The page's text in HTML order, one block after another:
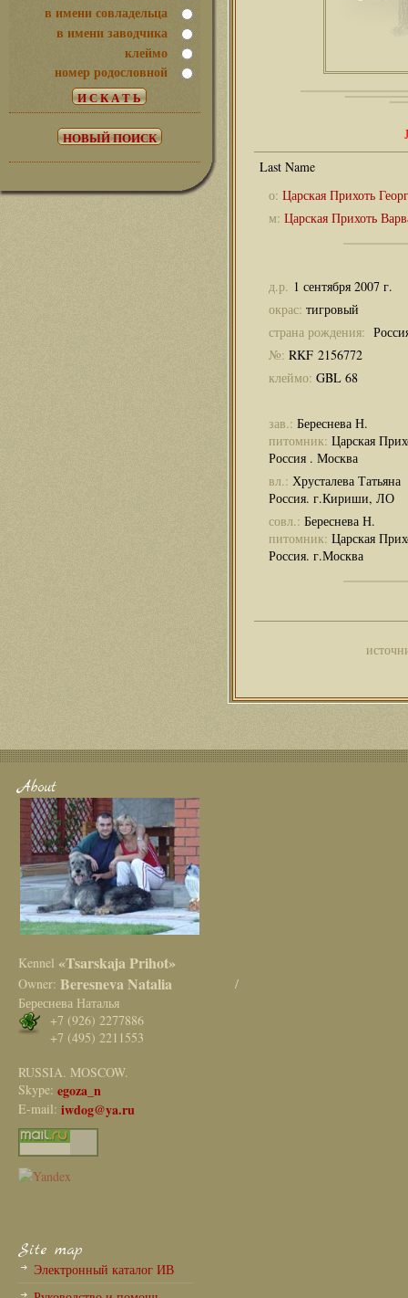
в имени совладельца
в имени заводчика
клеймо
номер родословной
о: Царская Прихоть
м: Царская Прихоть
д.р. 1 сентября 2007 г.
окрас: тигровый
страна рождения:
№: RKF 2156772
клеймо: GBL 68
зав.: Береснева Н.
питомник: Царская
Россия . Москва
вл.: Хрусталева Татьяна
Россия. г.Кириши, ЛО
совл.: Береснева Н.
питомник: Царская
Россия. г.Москва
About
Kennel «Tsarskaja Prihot»
Owner: Beresneva Natalia /
Береснева Наталья
+7 (926) 2277886
+7 (495) 2211553
RUSSIA. MOSCOW.
Skype: egoza_n
E-mail: iwdog@ya.ru
Site map
Электронный каталог ИВ